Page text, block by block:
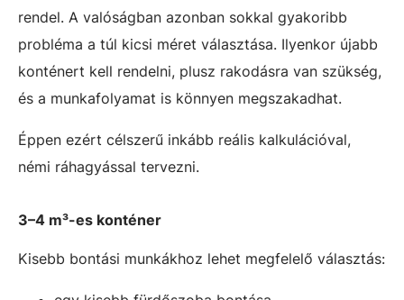
rendel. A valóságban azonban sokkal gyakoribb
probléma a túl kicsi méret választása. Ilyenkor újabb
konténert kell rendelni, plusz rakodásra van szükség,
és a munkafolyamat is könnyen megszakadhat.
Éppen ezért célszerű inkább reális kalkulációval,
némi ráhagyással tervezni.
3–4 m³-es konténer
Kisebb bontási munkákhoz lehet megfelelő választás: